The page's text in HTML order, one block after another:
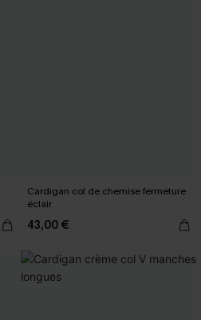
Cardigan col de chemise fermeture
éclair
43,00 €